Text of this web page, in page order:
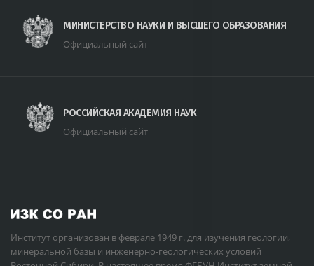
МИНИСТЕРСТВО НАУКИ И ВЫСШЕГО ОБРАЗОВАНИЯ
Официальный сайт
РОССИЙСКАЯ АКАДЕМИЯ НАУК
Официальный сайт
Институт организован в феврале 1949 г. для изучения геологии,
минеральной базы и инженерно-геологических условий